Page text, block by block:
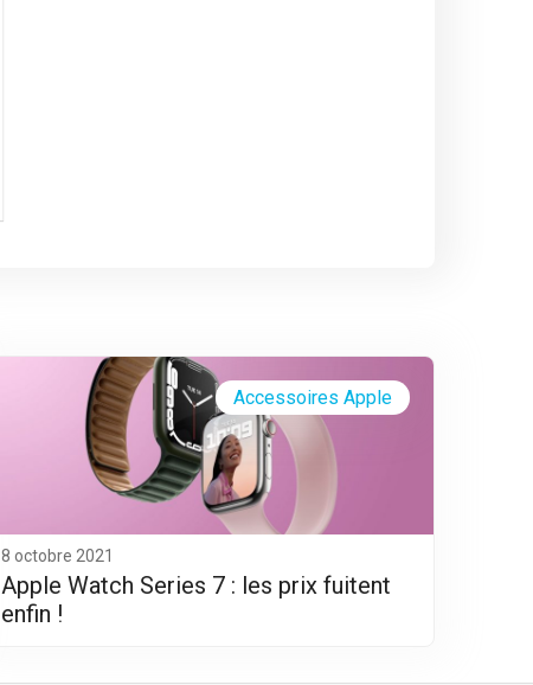
8 octobre 2021
Apple Watch Series 7 : les prix fuitent
enfin !
Accessoires Apple